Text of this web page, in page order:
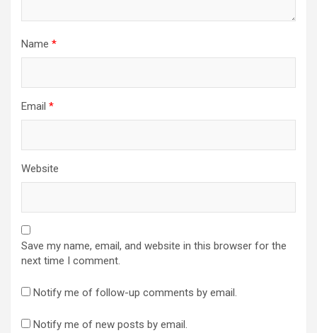
Name *
Email *
Website
Save my name, email, and website in this browser for the
next time I comment.
Notify me of follow-up comments by email.
Notify me of new posts by email.